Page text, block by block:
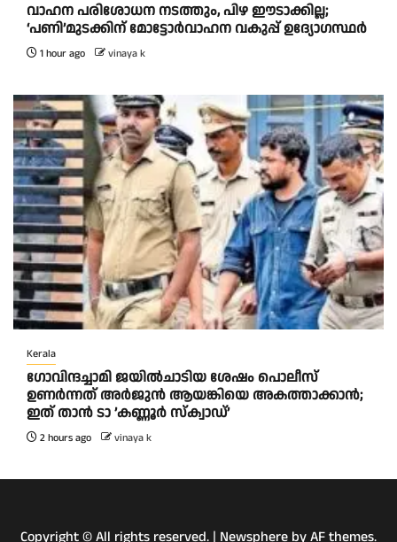
വാഹന പരിശോധന നടത്തും, പിഴ ഈടാക്കില്ല;
‘പണി’മുടക്കിന് മോട്ടോര്‍വാഹന വകുപ്പ് ഉദ്യോഗസ്ഥര്‍
1 hour ago vinaya k
Kerala
ഗോവിന്ദച്ചാമി ജയിൽചാടിയ ശേഷം പൊലീസ്
ഉണർന്നത് അർജുൻ ആയങ്കിയെ അകത്താക്കാൻ;
ഇത് താൻ ടാ ‍‍’കണ്ണൂർ സ്ക്വാഡ്’
2 hours ago vinaya k
Copyright © All rights reserved. | Newsphere by AF themes.